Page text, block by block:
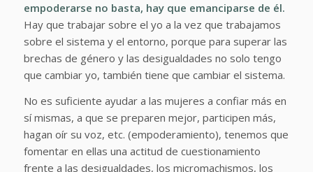
empoderarse no basta, hay que emanciparse de él.
Hay que trabajar sobre el yo a la vez que trabajamos
sobre el sistema y el entorno, porque para superar las
brechas de género y las desigualdades no solo tengo
que cambiar yo, también tiene que cambiar el sistema.
No es suficiente ayudar a las mujeres a confiar más en
sí mismas, a que se preparen mejor, participen más,
hagan oír su voz, etc. (empoderamiento), tenemos que
fomentar en ellas una actitud de cuestionamiento
frente a las desigualdades, los micromachismos, los